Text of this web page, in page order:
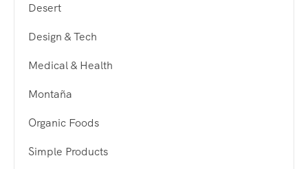
Desert
Design & Tech
Medical & Health
Montaña
Organic Foods
Simple Products